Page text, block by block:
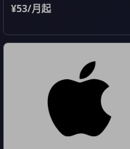
¥53/月起